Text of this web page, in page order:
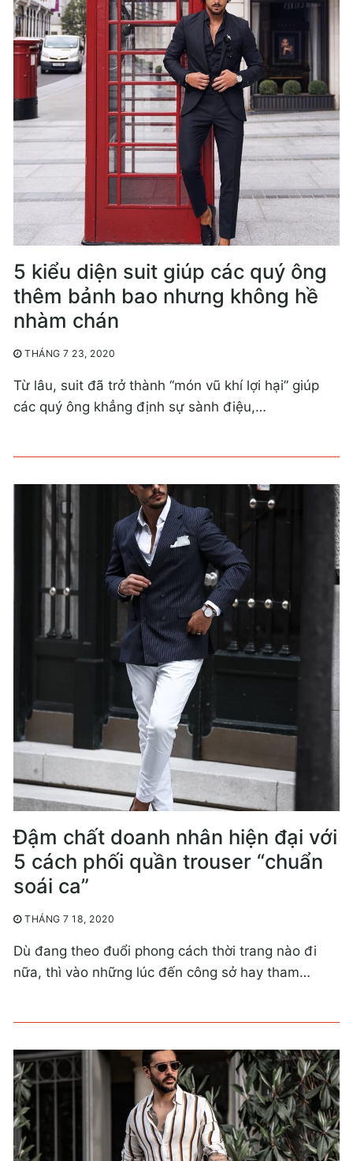
5 kiểu diện suit giúp các quý ông
thêm bảnh bao nhưng không hề
nhàm chán
THÁNG 7 23, 2020
Từ lâu, suit đã trở thành “món vũ khí lợi hại” giúp
các quý ông khẳng định sự sành điệu,…
Đậm chất doanh nhân hiện đại với
5 cách phối quần trouser “chuẩn
soái ca”
THÁNG 7 18, 2020
Dù đang theo đuổi phong cách thời trang nào đi
nữa, thì vào những lúc đến công sở hay tham…